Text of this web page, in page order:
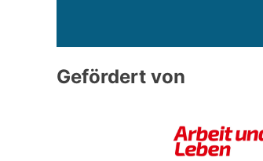
Gefördert von